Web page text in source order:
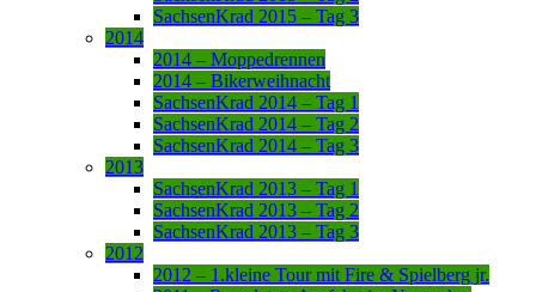
SachsenKrad 2015 – Tag 3
2014
2014 – Moppedrennen
2014 – Bikerweihnacht
SachsenKrad 2014 – Tag 1
SachsenKrad 2014 – Tag 2
SachsenKrad 2014 – Tag 3
2013
SachsenKrad 2013 – Tag 1
SachsenKrad 2013 – Tag 2
SachsenKrad 2013 – Tag 3
2012
2012 – 1.kleine Tour mit Fire & Spielberg jr.